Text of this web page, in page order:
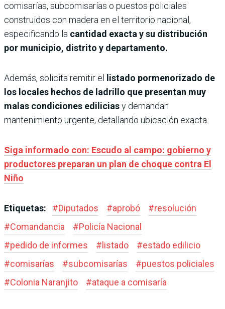
comisarías, subcomisarías o puestos policiales
construidos con madera en el territorio nacional,
especificando la cantidad exacta y su distribución
por municipio, distrito y departamento.
Además, solicita remitir el
listado pormenorizado de
los locales hechos de ladrillo que presentan muy
malas condiciones ediliciasy demandan
mantenimiento urgente, detallando ubicación exacta.
Siga informado con: Escudo al campo: gobierno y
productores preparan un plan de choque contra El
Niño
Etiquetas: #Diputados #aprobó #resolución
#Comandancia #Policía Nacional
#pedido de informes # listado #estado edilicio
#comisarías #subcomisarías #puestos policiales
#Colonia Naranjito #ataque a comisaría